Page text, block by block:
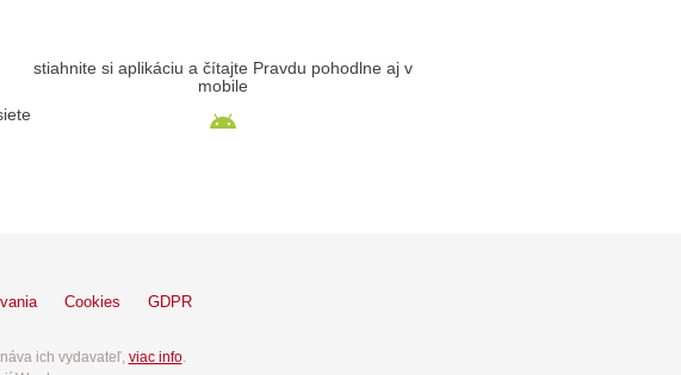
stiahnite si aplikáciu a čítajte Pravdu pohodlne aj v
mobile
Cookies GDPR
ich vydavateľ, viac info.